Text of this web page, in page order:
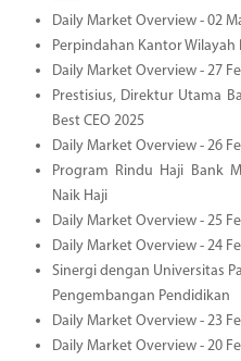
Daily Market Overview - 02
Perpindahan Kantor Wilayah
Daily Market Overview - 27
Prestisius, Direktur Utama
Best CEO 2025
Daily Market Overview - 26
Program Rindu Haji Bank
Naik Haji
Daily Market Overview - 25
Daily Market Overview - 24
Sinergi dengan Universitas
Pengembangan Pendidikan
Daily Market Overview - 23
Daily Market Overview - 20